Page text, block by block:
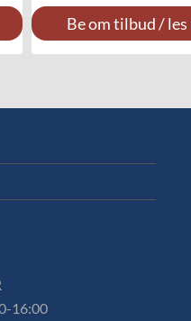
Be om tilbud / les
16:00